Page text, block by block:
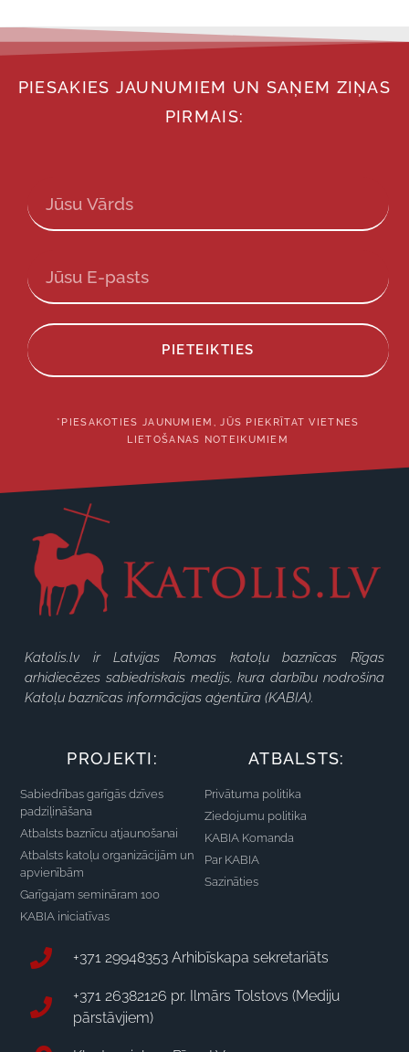
PIESAKIES JAUNUMIEM UN SAŅEM ZIŅAS
PIRMAIS:
PIETEIKTIES
*PIESAKOTIES JAUNUMIEM, JŪS PIEKRĪTAT VIETNES
LIETOŠANAS NOTEIKUMIEM
Katolis.lv ir Latvijas Romas katoļu baznīcas Rīgas
arhidiecēzes sabiedriskais medijs, kura darbību nodrošina
Katoļu baznīcas informācijas aģentūra (KABIA).
PROJEKTI:
Sabiedrības garīgās dzīves
padziļināšana
Atbalsts baznīcu atjaunošanai
Atbalsts katoļu organizācijām un
apvienībām
Garīgajam semināram 100
KABIA iniciatīvas
ATBALSTS:
Privātuma politika
Ziedojumu politika
KABIA Komanda
Par KABIA
Sazināties
+371 29948353 Arhibīskapa sekretariāts
+371 26382126 pr. Ilmārs Tolstovs (Mediju
pārstāvjiem)